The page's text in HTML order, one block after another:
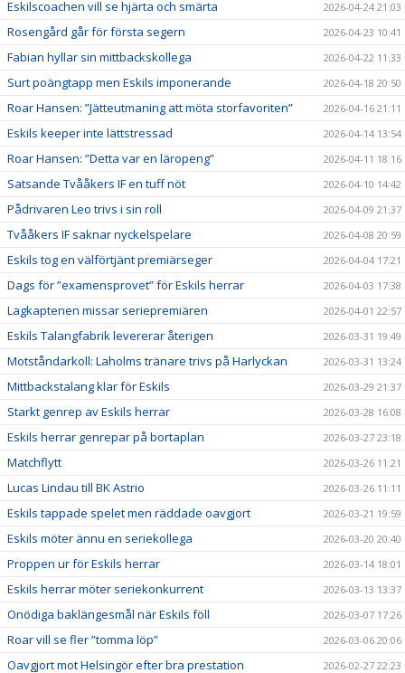
Eskilscoachen vill se hjärta och smärta 2026-04-24 21:03
Rosengård går för första segern 2026-04-23 10:41
Fabian hyllar sin mittbackskollega 2026-04-22 11:33
Surt poängtapp men Eskils imponerande 2026-04-18 20:50
Roar Hansen: ”Jätteutmaning att möta storfavoriten” 2026-04-16 21:11
Eskils keeper inte lättstressad 2026-04-14 13:54
Roar Hansen: ”Detta var en läropeng” 2026-04-11 18:16
Satsande Tvååkers IF en tuff nöt 2026-04-10 14:42
Pådrivaren Leo trivs i sin roll 2026-04-09 21:37
Tvååkers IF saknar nyckelspelare 2026-04-08 20:59
Eskils tog en välförtjänt premiärseger 2026-04-04 17:21
Dags för ”examensprovet” för Eskils herrar 2026-04-03 17:38
Lagkaptenen missar seriepremiären 2026-04-01 22:57
Eskils Talangfabrik levererar återigen 2026-03-31 19:49
Motståndarkoll: Laholms tränare trivs på Harlyckan 2026-03-31 13:24
Mittbackstalang klar för Eskils 2026-03-29 21:37
Starkt genrep av Eskils herrar 2026-03-28 16:08
Eskils herrar genrepar på bortaplan 2026-03-27 23:18
Matchflytt 2026-03-26 11:21
Lucas Lindau till BK Astrio 2026-03-26 11:11
Eskils tappade spelet men räddade oavgjort 2026-03-21 19:59
Eskils möter ännu en seriekollega 2026-03-20 20:40
Proppen ur för Eskils herrar 2026-03-14 18:01
Eskils herrar möter seriekonkurrent 2026-03-13 13:37
Onödiga baklängesmål när Eskils föll 2026-03-07 17:26
Roar vill se fler ”tomma löp” 2026-03-06 20:06
Oavgjort mot Helsingör efter bra prestation 2026-02-27 22:23